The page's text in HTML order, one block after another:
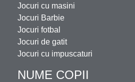
Jocuri cu masini
Jocuri Barbie
Jocuri fotbal
Jocuri de gatit
Jocuri cu impuscaturi
NUME COPII